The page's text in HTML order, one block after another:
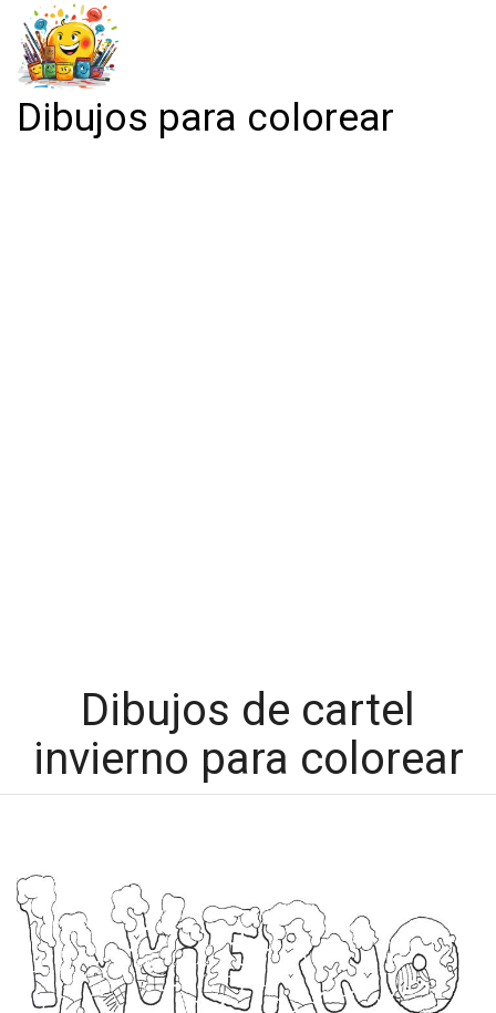
Dibujos para colorear
Dibujos de cartel
invierno para colorear